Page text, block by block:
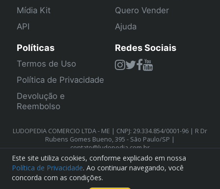
Mídia Kit
API
Quero Vender
Ajuda
Políticas
Termos de Uso
Política de Privacidade
Devolução e
Reembolso
Redes Sociais
LUDOPEDIA COMERCIO LTDA - ME | CNPJ: 29.334.854/0001-96 | R Dr
Rubens Gomes Bueno, 395 - São Paulo/SP |
contato@ludopedia.com.br
Este site utiliza cookies, conforme explicado em nossa
Política de Privacidade. Ao continuar navegando, você
concorda com as condições.